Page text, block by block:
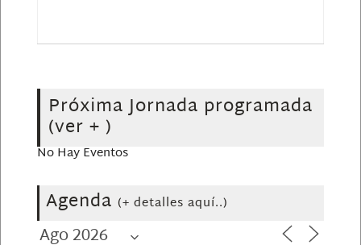
Próxima Jornada programada
(ver + )
No Hay Eventos
Agenda (+ detalles aquí..)